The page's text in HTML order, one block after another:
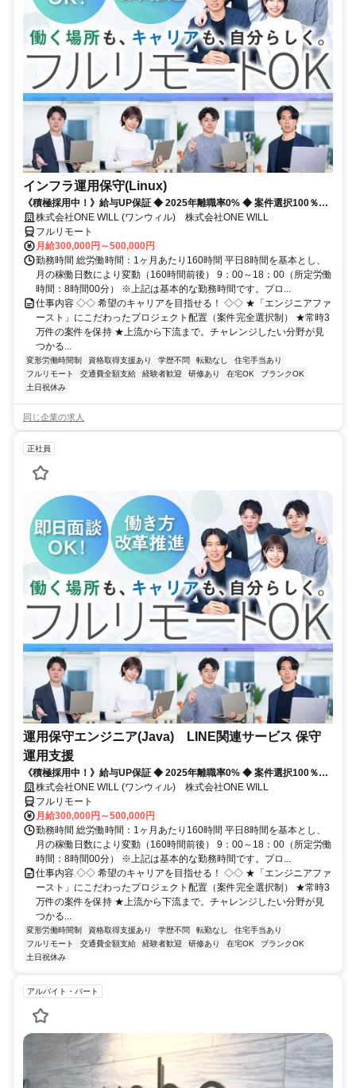
インフラ運用保守(Linux)
《積極採用中！》給与UP保証 ◆ 2025年離職率0% ◆ 案件選択100％！
◆ 平均残業7時間！
株式会社ONE WILL (ワンウィル) 株式会社ONE WILL
フルリモート
月給300,000円～500,000円
勤務時間 総労働時間：1ヶ月あたり160時間 平日8時間を基本とし、
月の稼働日数により変動（160時間前後） 9：00～18：00（所定労働
時間：8時間00分） ※上記は基本的な勤務時間です。プロ...
仕事内容 ◇◇ 希望のキャリアを目指せる！ ◇◇ ★「エンジニアファ
ースト」にこだわったプロジェクト配置（案件完全選択制） ★常時3
万件の案件を保持 ★上流から下流まで。チャレンジしたい分野が見
つかる...
変形労働時間制 資格取得支援あり 学歴不問 転勤なし
住宅手当あり
フルリモート
交通費全額支給 経験者歓迎 研修あり 在宅OK
ブランクOK
土日祝休み
同じ企業の求人
正社員
運用保守エンジニア(Java) LINE関連サービス 保守
運用支援
《積極採用中！》給与UP保証 ◆ 2025年離職率0% ◆ 案件選択100％！
◆ 平均残業7時間！
株式会社ONE WILL (ワンウィル) 株式会社ONE WILL
フルリモート
月給300,000円～500,000円
勤務時間 総労働時間：1ヶ月あたり160時間 平日8時間を基本とし、
月の稼働日数により変動（160時間前後） 9：00～18：00（所定労働
時間：8時間00分） ※上記は基本的な勤務時間です。プロ...
仕事内容 ◇◇ 希望のキャリアを目指せる！ ◇◇ ★「エンジニアファ
ースト」にこだわったプロジェクト配置（案件完全選択制） ★常時3
万件の案件を保持 ★上流から下流まで。チャレンジしたい分野が見
つかる...
変形労働時間制 資格取得支援あり 学歴不問 転勤なし
住宅手当あり
フルリモート
交通費全額支給 経験者歓迎 研修あり 在宅OK
ブランクOK
土日祝休み
アルバイト・パート